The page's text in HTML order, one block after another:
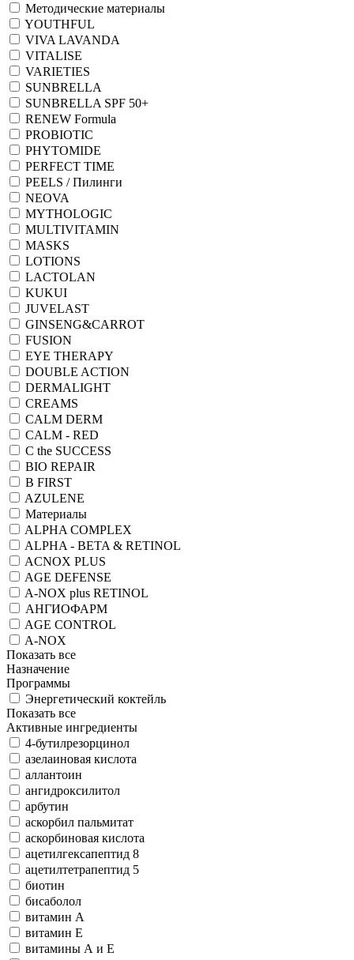
Методические материалы
YOUTHFUL
VIVA LAVANDA
VITALISE
VARIETIES
SUNBRELLA
SUNBRELLA SPF 50+
RENEW Formula
PROBIOTIC
PHYTOMIDE
PERFECT TIME
PEELS / Пилинги
NEOVA
MYTHOLOGIC
MULTIVITAMIN
MASKS
LOTIONS
LACTOLAN
KUKUI
JUVELAST
GINSENG&CARROT
FUSION
EYE THERAPY
DOUBLE ACTION
DERMALIGHT
CREAMS
CALM DERM
CALM - RED
C the SUCCESS
BIO REPAIR
B FIRST
AZULENE
Материалы
ALPHA COMPLEX
ALPHA - BETA & RETINOL
ACNOX PLUS
AGE DEFENSE
A-NOX plus RETINOL
АНГИОФАРМ
AGE CONTROL
A-NOX
Показать все
Назначение
Программы
Энергетический коктейль
Показать все
Активные ингредиенты
4-бутилрезорцинол
азелаиновая кислота
аллантоин
ангидроксилитол
арбутин
аскорбил пальмитат
аскорбиновая кислота
ацетилгексапептид 8
ацетилтетрапептид 5
биотин
бисаболол
витамин А
витамин Е
витамины А и Е